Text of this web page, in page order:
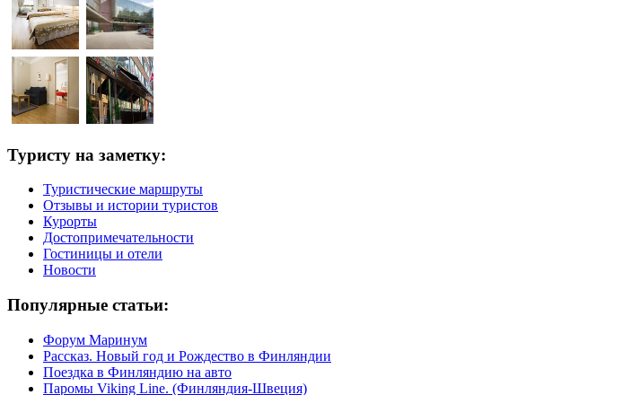
Туристу на заметку:
Туристические маршруты
Отзывы и истории туристов
Курорты
Достопримечательности
Гостиницы и отели
Новости
Популярные статьи:
Форум Маринум
Рассказ. Новый год и Рождество в Финляндии
Поездка в Финляндию на авто
Паромы Viking Line. (Финляндия-Швеция)